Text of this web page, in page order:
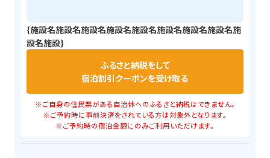
{施設名施設名施設名施設名施設名施設名施設名施設名施
設名施設}
ふるさと納税をして
宿泊割引クーポンを受け取る
※ご自身の住民票がある自治体へのふるさと納税はできません。
※ご予約時に事前決済をされている方は対象外となります。
※ご予約時の宿泊金額にのみご利用いただけます。